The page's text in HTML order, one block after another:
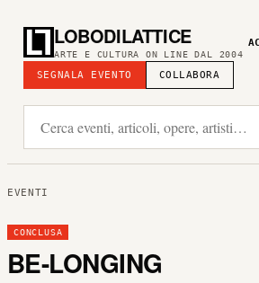
LOBODILATTICE
ARTE E CULTURA ON LINE DAL 2004
SEGNALA EVENTO COLLABORA
EVENTI
CONCLUSA
BE-LONGING